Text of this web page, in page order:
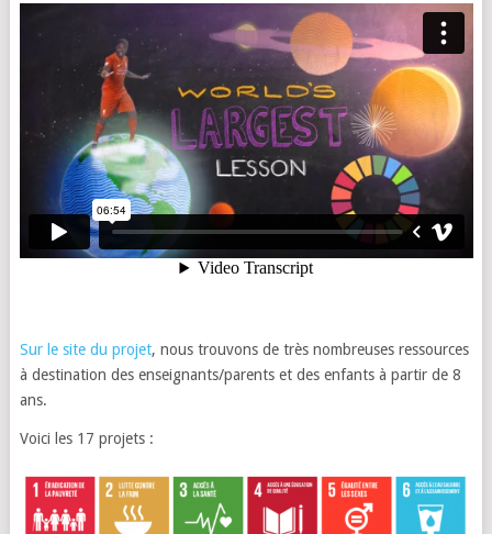
Sur le site du projet, nous trouvons de très nombreuses ressources
à destination des enseignants/parents et des enfants à partir de 8
ans.
Voici les 17 projets :